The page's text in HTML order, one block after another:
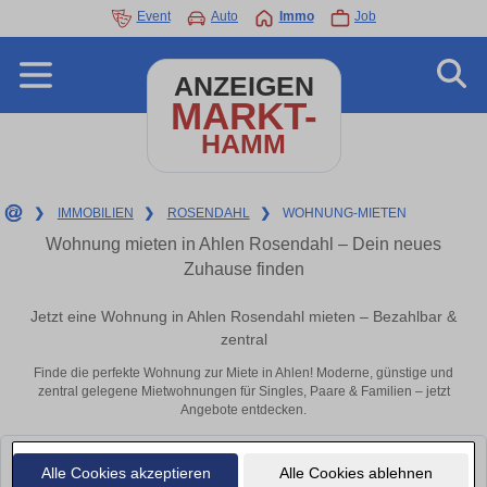
Alle Cookies akzeptieren Alle Cookies ablehnen
Event Auto Immo Job
ANZEIGEN
MARKT-
HAMM
❯ IMMOBILIEN ❯ ROSENDAHL ❯ WOHNUNG-MIETEN
Wohnung mieten in Ahlen Rosendahl – Dein neues
Zuhause finden
Jetzt eine Wohnung in Ahlen Rosendahl mieten – Bezahlbar &
zentral
Finde die perfekte Wohnung zur Miete in Ahlen! Moderne, günstige und
zentral gelegene Mietwohnungen für Singles, Paare & Familien – jetzt
Angebote entdecken.
Leider konnten wir derzeit keine passenden Objekte finden. Schauen Sie
bald wieder vorbei!